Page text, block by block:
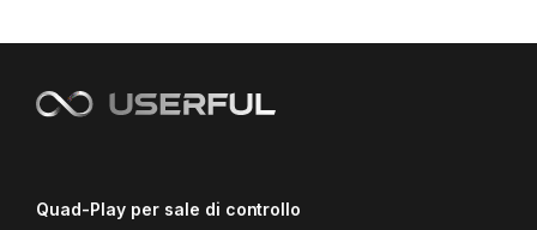
Quad-Play per sale di controllo